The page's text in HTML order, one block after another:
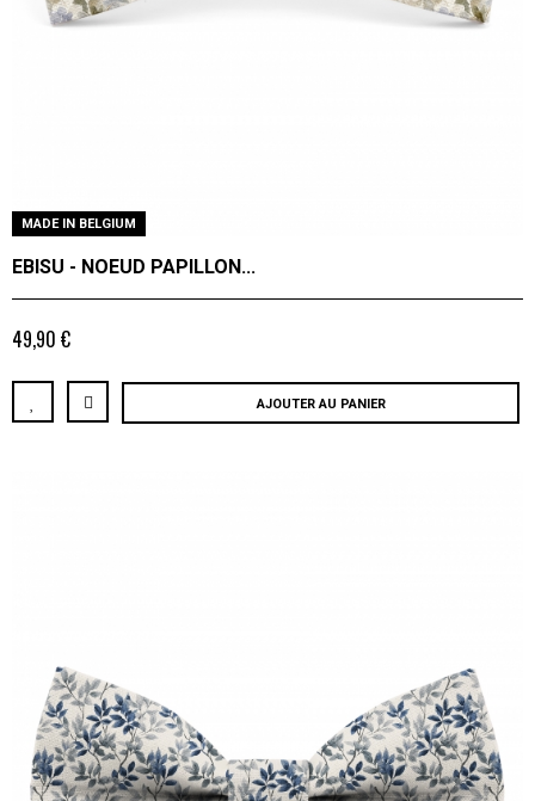
MADE IN BELGIUM
EBISU - NOEUD PAPILLON...
49,90 €
AJOUTER AU PANIER